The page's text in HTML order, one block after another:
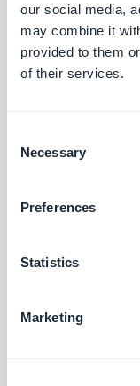
our social media,
may combine it
provided to them
of their services.
Selection
Necessary
Preferences
Statistics
Marketing
messaggi non
Ottime
business,
Per quali tipi di
Forse non per
dell'ultimo video
Ponetevi la